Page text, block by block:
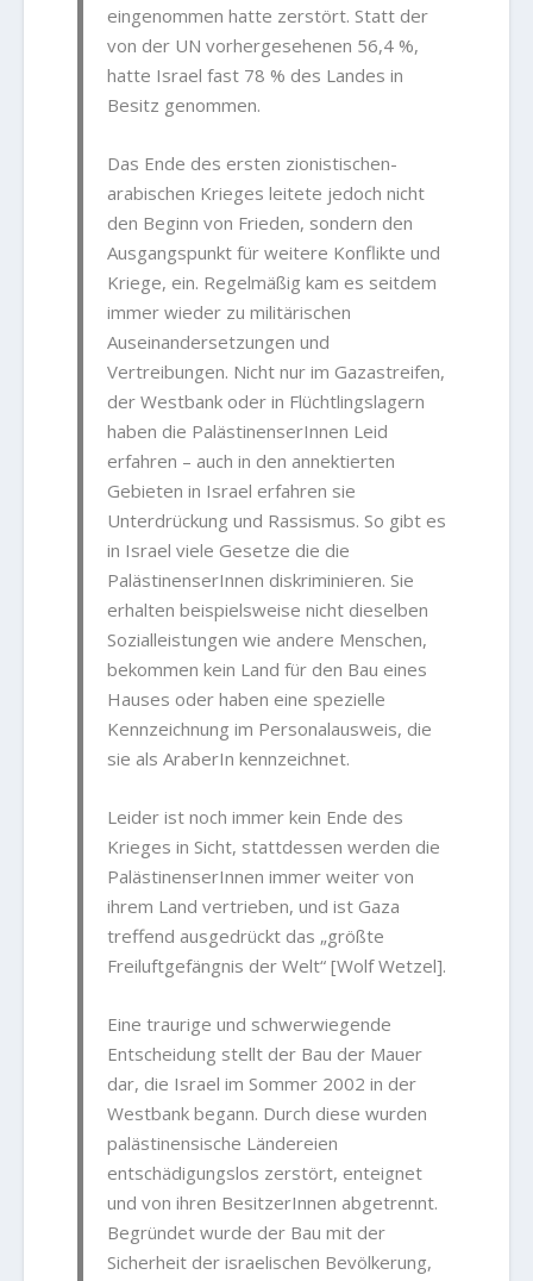
eingenommen hatte zerstört. Statt der
von der UN vorhergesehenen 56,4 %,
hatte Israel fast 78 % des Landes in
Besitz genommen.
Das Ende des ersten zionistischen-
arabischen Krieges leitete jedoch nicht
den Beginn von Frieden, sondern den
Ausgangspunkt für weitere Konflikte und
Kriege, ein. Regelmäßig kam es seitdem
immer wieder zu militärischen
Auseinandersetzungen und
Vertreibungen. Nicht nur im Gazastreifen,
der Westbank oder in Flüchtlingslagern
haben die PalästinenserInnen Leid
erfahren – auch in den annektierten
Gebieten in Israel erfahren sie
Unterdrückung und Rassismus. So gibt es
in Israel viele Gesetze die die
PalästinenserInnen diskriminieren. Sie
erhalten beispielsweise nicht dieselben
Sozialleistungen wie andere Menschen,
bekommen kein Land für den Bau eines
Hauses oder haben eine spezielle
Kennzeichnung im Personalausweis, die
sie als AraberIn kennzeichnet.
Leider ist noch immer kein Ende des
Krieges in Sicht, stattdessen werden die
PalästinenserInnen immer weiter von
ihrem Land vertrieben, und ist Gaza
treffend ausgedrückt das „größte
Freiluftgefängnis der Welt“ [Wolf Wetzel].
Eine traurige und schwerwiegende
Entscheidung stellt der Bau der Mauer
dar, die Israel im Sommer 2002 in der
Westbank begann. Durch diese wurden
palästinensische Ländereien
entschädigungslos zerstört, enteignet
und von ihren BesitzerInnen abgetrennt.
Begründet wurde der Bau mit der
Sicherheit der israelischen Bevölkerung,